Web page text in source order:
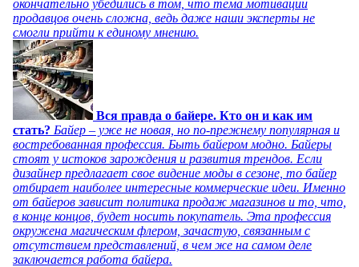
окончательно убедились в том, что тема мотивации
продавцов очень сложна, ведь даже наши эксперты не
смогли прийти к единому мнению.
Вся правда о байере. Кто он и как им
стать? Байер – уже не новая, но по-прежнему популярная и
востребованная профессия. Быть байером модно. Байеры
стоят у истоков зарождения и развития трендов. Если
дизайнер предлагает свое видение моды в сезоне, то байер
отбирает наиболее интересные коммерческие идеи. Именно
от байеров зависит политика продаж магазинов и то, что,
в конце концов, будет носить покупатель. Эта профессия
окружена магическим флером, зачастую, связанным с
отсутствием представлений, в чем же на самом деле
заключается работа байера.